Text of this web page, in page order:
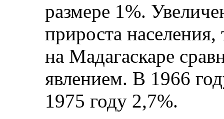
размере 1%.
прироста населения,
на Мадагаскаре
явлением. В 1966
1975 году 2,7%.